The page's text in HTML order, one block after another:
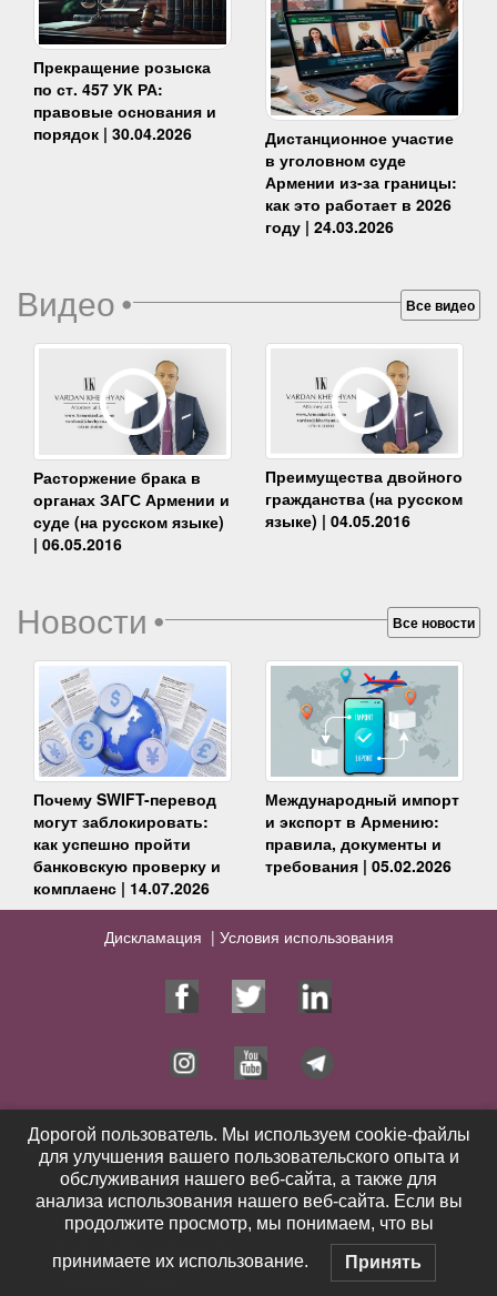
Прекращение розыска
по ст. 457 УК РА:
правовые основания и
порядок | 30.04.2026
Дистанционное участие
в уголовном суде
Армении из-за границы:
как это работает в 2026
году | 24.03.2026
Видео• Все видео
Расторжение брака в
органах ЗАГС Армении и
суде (на русском языке)
| 06.05.2016
Преимущества двойного
гражданства (на русском
языке) | 04.05.2016
Новости• Все новости
Почему SWIFT-перевод
могут заблокировать:
как успешно пройти
банковскую проверку и
комплаенс | 14.07.2026
Международный импорт
и экспорт в Армению:
правила, документы и
требования | 05.02.2026
Дискламация | Условия использования
Юрист
Услуги
Публикации
Видео
Контакты
Выигранные дела
Новости
Отзывы
Дорогой пользователь. Мы используем cookie-файлы
для улучшения вашего пользовательского опыта и
обслуживания нашего веб-сайта, а также для
анализа использования нашего веб-сайта. Если вы
продолжите просмотр, мы понимаем, что вы
принимаете их использование. Принять
Дорогой пользователь. Мы используем cookie-файлы
для улучшения вашего пользовательского опыта и
обслуживания нашего веб-сайта, а также для
анализа использования нашего веб-сайта. Если вы
продолжите просмотр, мы понимаем, что вы
принимаете их использование. Принять